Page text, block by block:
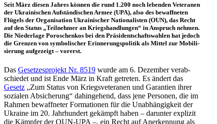
Seit März diesen Jahres können die rund 1.200 noch leben­den Vete­ra­nen
der Ukrai­ni­schen Auf­stän­di­schen Armee (UPA), also des bewaff­ne­ten
Flügels der Orga­ni­sa­tion Ukrai­ni­scher Natio­na­lis­ten (OUN), das Recht
auf den Status „Teil­neh­mer an Kriegs­hand­lun­gen“ in Anspruch nehmen.
Die Nie­der­lage Poro­schen­kos bei den Prä­si­dent­schafts­wah­len hat jedoch
die Grenzen von sym­bo­li­scher Erin­ne­rungs­po­li­tik als Mittel zur Mobi­li­
sie­rung auf­ge­zeigt – vorerst.
Das Geset­zes­pro­jekt Nr. 8519 wurde am 6. Dezem­ber ver­ab­
schie­det und ist Ende März in Kraft getre­ten. Es ändert das
Gesetz „Zum Status von Kriegs­ve­te­ra­nen und Garan­tien ihrer
sozia­len Absi­che­rung“ dahin­ge­hend, dass jene Per­so­nen, die im
Rahmen bewaff­ne­ter For­ma­tio­nen für die Unab­hän­gig­keit der
Ukraine im 20. Jahr­hun­dert gekämpft haben – dar­un­ter expli­zit
die Kämpfer der OUN-UPA –, ein Recht auf Aner­ken­nung als